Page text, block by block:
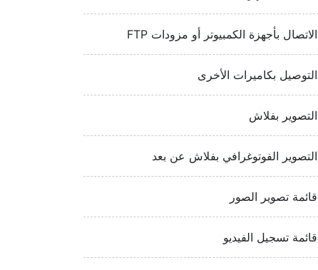
الاتصال بأجهزة الكمبيوتر أو مزودات FTP‏
التوصيل بكاميرات الأخرى
التصوير بفلاش
التصوير الفوتوغرافي بفلاش عن بعد
قائمة تصوير الصور
قائمة تسجيل الفيديو